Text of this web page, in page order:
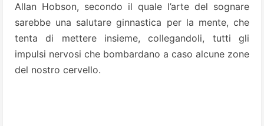
Allan Hobson, secondo il quale l’arte del sognare
sarebbe una salutare ginnastica per la mente, che
tenta di mettere insieme, collegandoli, tutti gli
impulsi nervosi che bombardano a caso alcune zone
del nostro cervello.